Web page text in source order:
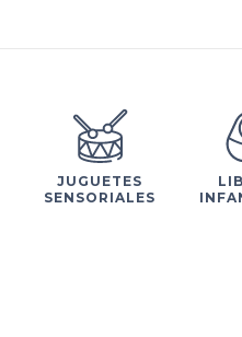
JUGUETES
SENSORIALES